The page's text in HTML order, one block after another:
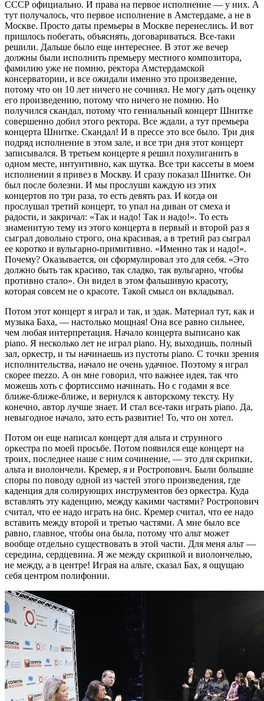
СССР официально. И права на первое исполнение — у них. А
тут получалось, что первое исполнение в Амстердаме, а не в
Москве. Просто даты премьеры в Москве перенеслись. И вот
пришлось побегать, объяснять, договариваться. Все-таки
решили. Дальше было еще интереснее. В этот же вечер
должны были исполнить премьеру местного композитора,
фамилию уже не помню, ректора Амстердамской
консерватории, и все ожидали именно это произведение,
потому что он 10 лет ничего не сочинял. Не могу дать оценку
его произведению, потому что ничего не помню. Но
получился скандал, потому что гениальный концерт Шнитке
совершенно добил этого ректора. Все ждали, а тут премьера
концерта Шнитке. Скандал! И в прессе это все было. Три дня
подряд исполнение в этом зале, и все три дня этот концерт
записывался. В третьем концерте я решил похулиганить в
одном месте, интуитивно, как шутка. Все три кассеты в моем
исполнении я привез в Москву. И сразу показал Шнитке. Он
был после болезни. И мы прослуши каждую из этих
концертов по три раза, то есть девять раз. И когда он
прослушал третий концерт, то упал на диван от смеха и
радости, и закричал: «Так и надо! Так и надо!». То есть
знаменитую тему из этого концерта в первый и второй раз я
сыграл довольно строго, она красивая, а в третий раз сыграл
ее коротко и вульгарно-примитивно. «Именно так и надо!».
Почему? Оказывается, он сформулировал это для себя. «Это
должно быть так красиво, так сладко, так вульгарно, чтобы
противно стало». Он видел в этом фальшивую красоту,
которая совсем не о красоте. Такой смысл он вкладывал.
Потом этот концерт я играл и так, и эдак. Материал тут, как и
музыка Баха, — настолько мощная! Она все равно сильнее,
чем любая интерпретация. Начало концерта выписано как
piano. Я несколько лет не играл piano. Ну, выходишь, полный
зал, оркестр, и ты начинаешь из пустоты piano. С точки зрения
исполнительства, начало не очень удачное. Поэтому я играл
скорее mezzo. А он мне говорил, что важнее идея, так что
можешь хоть с фортиссимо начинать. Но с годами я все
ближе-ближе-ближе, и вернулся к авторскому тексту. Ну
конечно, автор лучше знает. И стал все-таки играть piano. Да,
невыгодное начало, зато есть развитие! То, что он хотел.
Потом он еще написал концерт для альта и струнного
оркестра по моей просьбе. Потом появился еще концерт на
троих, последнее наше с ним сочинение, — это для скрипки,
альта и виолончели. Кремер, я и Ростропович. Были большие
споры по поводу одной из частей этого произведения, где
каденция для солирующих инструментов без оркестра. Куда
вставлять эту каденцию, между какими частями? Ростропович
считал, что ее надо играть на бис. Кремер считал, что ее надо
вставить между второй и третью частями. А мне было все
равно, главное, чтобы она была, потому что альт может
вообще отдельно существовать в этой части. Для меня альт —
середина, сердцевина. Я же между скрипкой и виолончелью,
не между, а в центре! Играя на альте, сказал Бах, я ощущаю
себя центром полифонии.